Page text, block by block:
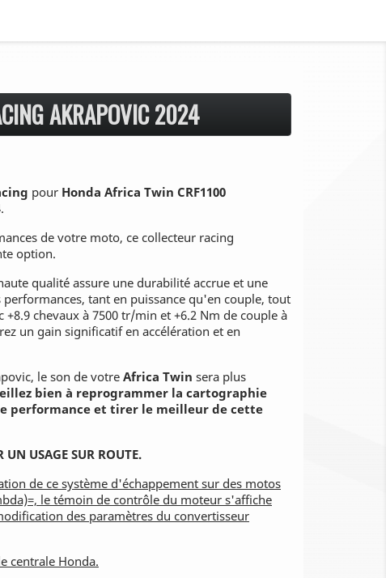
AKRAPOVIC 2024
pour Honda Africa Twin CRF1100
de votre moto, ce collecteur racing
option.
qualité assure une durabilité accrue et une
tant en puissance qu'en couple, tout
chevaux à 7500 tr/min et +6.2 Nm de couple à
un gain significatif en accélération et en
le son de votre Africa Twin sera plus
bien à reprogrammer la cartographie
performance et tirer le meilleur de cette
USAGE SUR ROUTE.
de ce système d'échappement sur des motos
le témoin de contrôle du moteur s'affiche
des paramètres du convertisseur
centrale Honda.